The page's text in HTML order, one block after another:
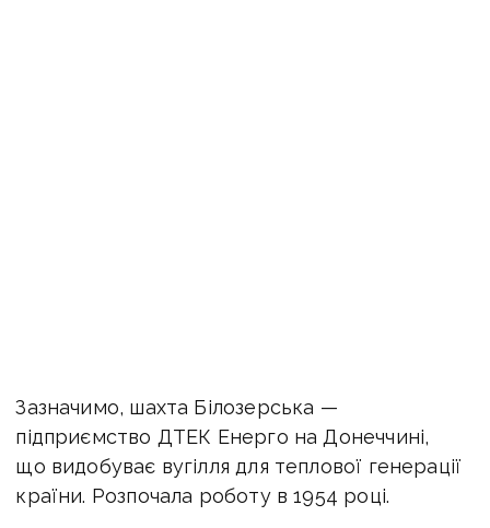
Зазначимо, шахта Білозерська —
підприємство ДТЕК Енерго на Донеччині,
що видобуває вугілля для теплової генерації
країни. Розпочала роботу в 1954 році.